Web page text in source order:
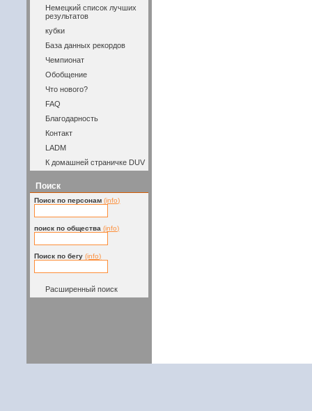
Немецкий список лучших
результатов
кубки
База данных рекордов
Чемпионат
Обобщение
Что нового?
FAQ
Благодарность
Контакт
LADM
К домашней страничке DUV
Поиск
Поиск по персонам (info)
поиск по общества (info)
Поиск по бегу (info)
Расширенный поиск